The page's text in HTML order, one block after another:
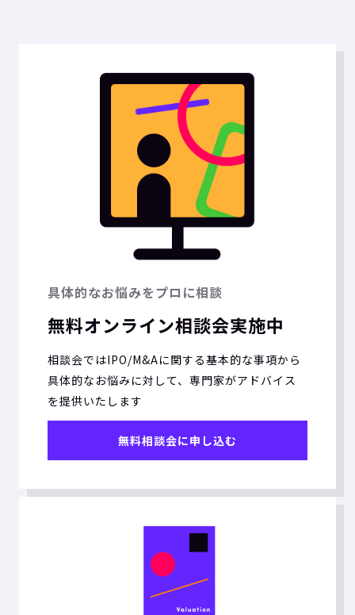
具体的なお悩みをプロに相談
無料オンライン相談会実施中
相談会ではIPO/M&Aに関する基本的な事項から
具体的なお悩みに対して、専門家がアドバイス
を提供いたします
無料相談会に申し込む